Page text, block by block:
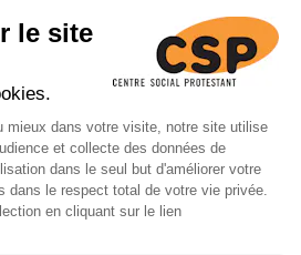
des données du CSP Vaud